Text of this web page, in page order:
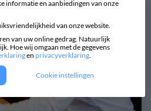
informatie en aanbiedingen van onze
van onze website.
van uw online gedrag. Natuurlijk
Hoe wij omgaan met de gegevens
en privacyverklaring.
Cookie instellingen